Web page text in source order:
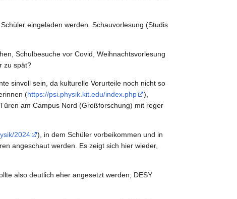
eingeladen werden. Schauvorlesung (Studis
Schulbesuche vor Covid, Weihnachtsvorlesung
zu spät?
sinvoll sein, da kulturelle Vorurteile noch nicht so
(https://psi.physik.kit.edu/index.php
),
am Campus Nord (Großforschung) mit reger
2024
), in dem Schüler vorbeikommen und in
angeschaut werden. Es zeigt sich hier wieder,
also deutlich eher angesetzt werden; DESY